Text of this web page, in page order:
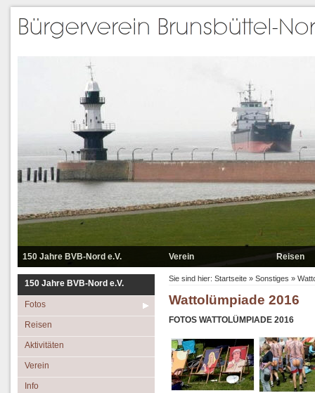
150 Jahre BVB-Nord e.V.
Fotos
Reisen
Verein
Verein
Datenschutzerklärung
Der Vorstand
Das Trägerkorps
Vereins-Chronik
Satzung
Anmeldeformular
Reisen
Reisen 2025
Reisen 2024
Reisen 2023
Reisen 2022
Reisen 2019
Reisen 2018
150 Jahre BVB-Nord e.V.
Fotos
Reisen
Aktivitäten
Verein
Info
Sie sind hier: Startseite » Sonstiges »
Wattolümpiade 2016
FOTOS WATTOLÜMPIADE 2016